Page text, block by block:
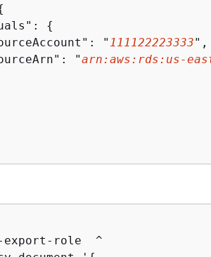
{
"
111122223333",
"
arn:aws:rds:us-
role  ^